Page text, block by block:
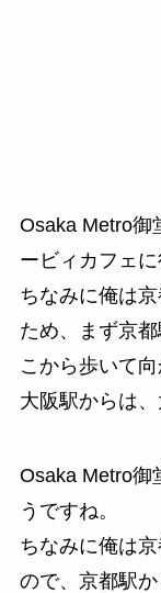
Osaka Metro御
ービィカフェに
ちなみに俺は
ため、まず京
こから歩いて向
大阪駅からは
Osaka Metro御
うですね。
ちなみに俺は
ので、京都駅